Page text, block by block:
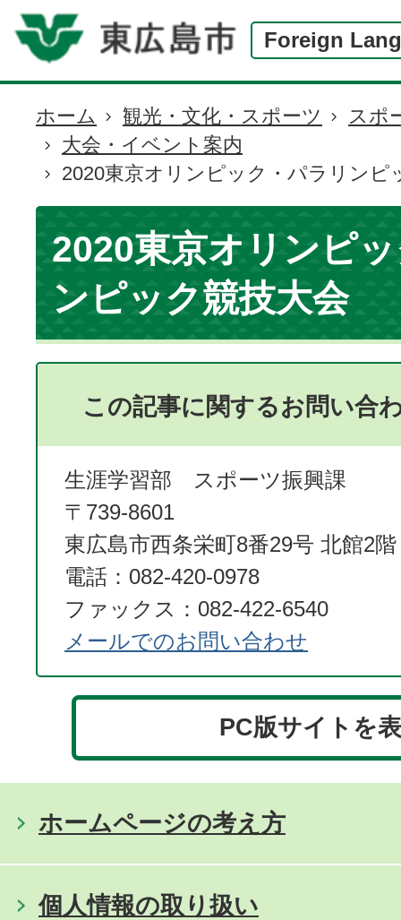
Foreign
現
在
の
位
置
ホーム 観光・文化・スポーツ
スポ
大会・イベント案内
2020東京オリンピック・パラリンピ
2020東京オリンピ
ンピック競技大会
この記事に関するお問い合
生涯学習部 スポーツ振興課
〒739-8601
東広島市西条栄町8番29号 北館2階
電話：082-420-0978
ファックス：082-422-6540
メールでのお問い合わせ
PC版サイトを
ホームページの考え方
個人情報の取り扱い